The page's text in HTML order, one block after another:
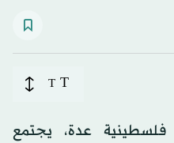
T
T
عدة، يجتمع